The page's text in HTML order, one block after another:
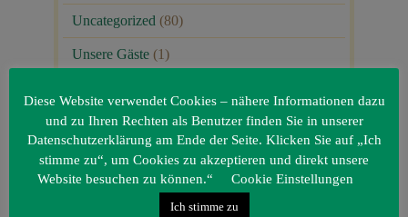
Uncategorized (80)
Unsere Gäste (1)
Diese Website verwendet Cookies – nähere Informationen dazu
und zu Ihren Rechten als Benutzer finden Sie in unserer
Datenschutzerklärung am Ende der Seite. Klicken Sie auf „Ich
stimme zu“, um Cookies zu akzeptieren und direkt unsere
Website besuchen zu können.“
Cookie Einstellungen
Ich stimme zu